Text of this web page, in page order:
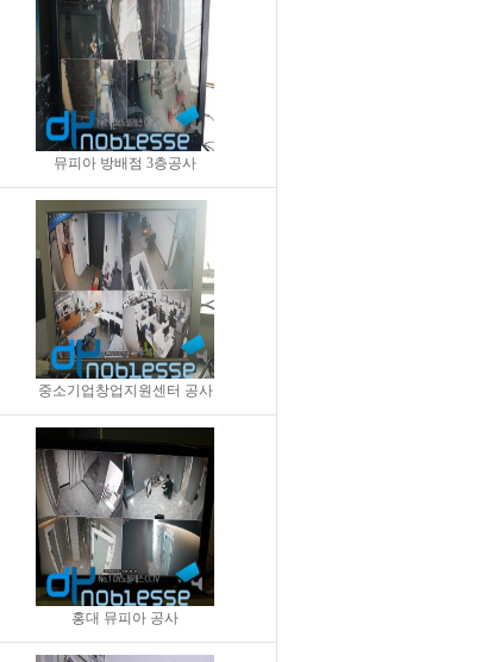
뮤피아 방배점 3층공사
중소기업창업지원센터 공사
홍대 뮤피아 공사